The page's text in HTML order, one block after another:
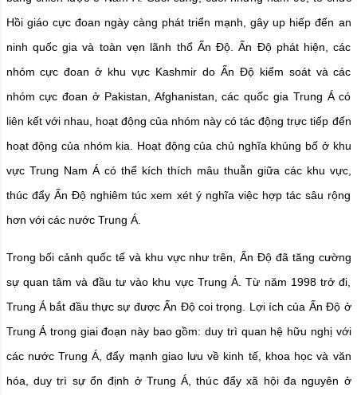
Hồi giáo cực đoan ngày càng phát triển mạnh, gây up hiếp đến an
ninh quốc gia và toàn vẹn lãnh thổ Ấn Độ. Ấn Độ phát hiện, các
nhóm cực đoan ở khu vực Kashmir do Ấn Độ kiểm soát và các
nhóm cực đoan ở Pakistan, Afghanistan, các quốc gia Trung Á có
liên kết với nhau, hoạt động của nhóm này có tác động trực tiếp đến
hoạt động của nhóm kia. Hoạt động của chủ nghĩa khủng bố ở khu
vực Trung Nam Á có thể kích thích mâu thuẫn giữa các khu vực,
thúc đẩy Ấn Độ nghiêm túc xem xét ý nghĩa việc hợp tác sâu rộng
hơn với các nước Trung Á.
Trong bối cảnh quốc tế và khu vực như trên, Ấn Độ đã tăng cường
sự quan tâm và đầu tư vào khu vực Trung Á. Từ năm 1998 trở đi,
Trung Á bắt đầu thực sự được Ấn Độ coi trọng. Lợi ích của Ấn Độ ở
Trung Á trong giai đoạn này bao gồm: duy trì quan hệ hữu nghị với
các nước Trung Á, đẩy mạnh giao lưu về kinh tế, khoa học và văn
hóa, duy trì sự ổn định ở Trung Á, thúc đẩy xã hội đa nguyên ở